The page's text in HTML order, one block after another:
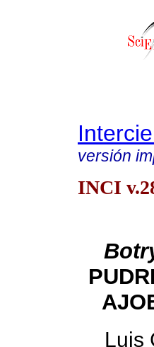
versión
INCI
Luis